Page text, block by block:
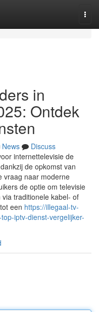
in
Ontdek
News
Discuss
internettelevisie de
de opkomst van
vraag naar moderne
de optie om televisie
traditionele kabel- of
een https://illegaal-tv-
iptv-dienst-vergelijker-